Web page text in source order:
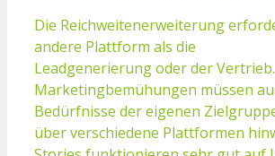
Die Reichweitenerweiterung
andere Plattform als die
Leadgenerierung oder der Vertrieb.
Marketingbemühungen müssen
Bedürfnisse der eigenen
über verschiedene Plattformen